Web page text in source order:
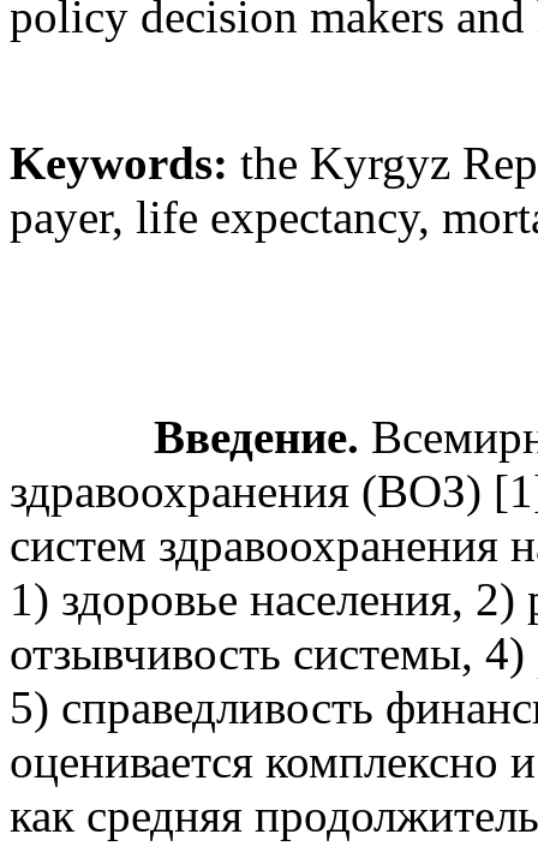
policy decision makers and
Keywords: the Kyrgyz
payer, life expectancy,
Введение.
здравоохранения (ВОЗ)
систем здравоохранения
1) здоровье населения, 2)
отзывчивость системы,
5) справедливость
оценивается комплексно
как средняя